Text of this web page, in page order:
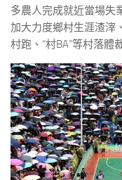
多農人完成就近當場失
加大力度鄉村生涯渣滓
村跑、“村BA”等村落體